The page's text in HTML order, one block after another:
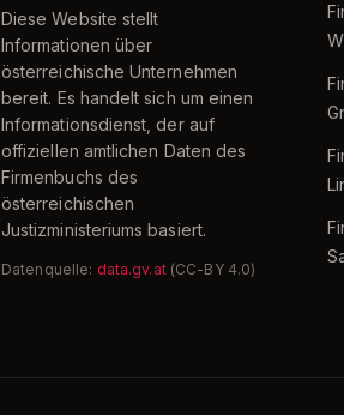
Diese Website stellt
Informationen über
österreichische Unternehmen
bereit. Es handelt sich um einen
Informationsdienst, der auf
offiziellen amtlichen Daten des
Firmenbuchs des
österreichischen
Justizministeriums basiert.
Datenquelle: data.gv.at (CC-BY 4.0)